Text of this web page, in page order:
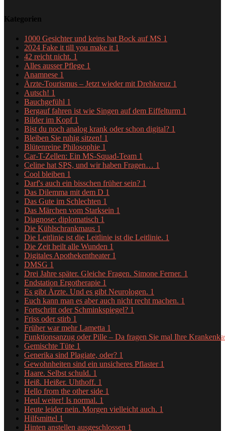
Kategorien
1000 Gesichter und keins hat Bock auf MS 1
2024 Fake it till you make it 1
42 reicht nicht. 1
Alles ausser Pflege 1
Anamnese 1
Ärzte-Tourismus – Jetzt wieder mit Drehkreuz 1
Autsch! 1
Bauchgefühl 1
Bergauf fahren ist wie Singen auf dem Eiffelturm 1
Bilder im Kopf 1
Bist du noch analog krank oder schon digital? 1
Bleiben Sie ruhig sitzen! 1
Blütenreine Philosophie 1
Car-T-Zellen: Ein MS-Squad-Team 1
Celine hat SPS, und wir haben Fragen… 1
Cool bleiben 1
Darf's auch ein bisschen früher sein? 1
Das Dilemma mit dem D 1
Das Gute im Schlechten 1
Das Märchen vom Starksein 1
Diagnose: diplomatisch 1
Die Kühlschrankmaus 1
Die Leitlinie ist die Leitlinie ist die Leitlinie. 1
Die Zeit heilt alle Wunden 1
Digitales Apothekentheater 1
DMSG 1
Drei Jahre später. Gleiche Fragen. Simone Ferner. 1
Endstation Ergotherapie 1
Es gibt Ärzte. Und es gibt Neurologen. 1
Euch kann man es aber auch nicht recht machen. 1
Fortschritt oder Schminkspiegel? 1
Friss oder stirb 1
Früher war mehr Lametta 1
Funktionsanzug oder Pille – Da fragen Sie mal Ihre
Gemischte Tüte 1
Generika sind Plagiate, oder? 1
Gewohnheiten sind ein unsicheres Pflaster 1
Haare. Selbst schuld. 1
Heiß. Heißer. Uhthoff. 1
Hello from the other side 1
Heul weiter! Is normal. 1
Heute leider nein. Morgen vielleicht auch. 1
Hilfsmittel 1
Hinten anstellen ausgeschlossen 1